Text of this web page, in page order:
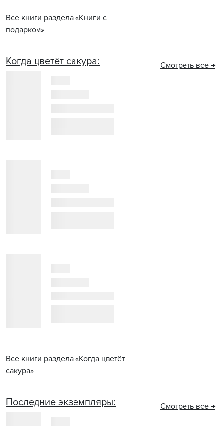
Все книги раздела «Книги с
подарком»
Когда цветёт сакура: Смотреть все →
Все книги раздела «Когда цветёт
сакура»
Последние экземпляры: Смотреть все →